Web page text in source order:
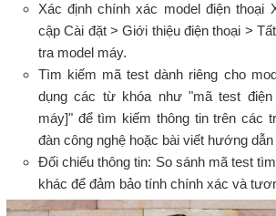
Xác định chính xác model điện thoại
cập Cài đặt > Giới thiệu điện thoại >
tra model máy.
Tìm kiếm mã test dành riêng cho
dụng các từ khóa như "mã test điện
máy]" để tìm kiếm thông tin trên các
đàn công nghệ hoặc bài viết hướng dẫn
Đối chiếu thông tin: So sánh mã test
khác để đảm bảo tính chính xác và